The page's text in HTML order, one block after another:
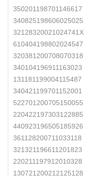
350201198701146617
340825198606025025
32128320021024741X
610404198802024547
320381200708070318
340104196911163023
131181199004115487
340421199701152001
522701200705150055
220422197303122885
440923196505185926
361128200711033118
321321196611201823
220211197912010328
130721200212125128